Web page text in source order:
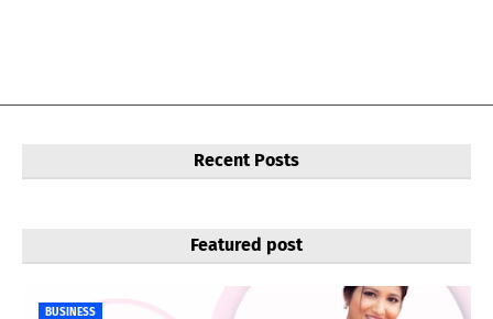
Recent Posts
Featured post
BUSINESS